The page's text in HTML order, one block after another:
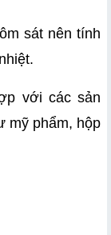
sát nên tính
với các sản
mỹ phẩm, hộp